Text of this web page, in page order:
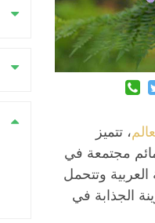
، تتميز
مجتمعة في
وتتحمل
الجذابة في